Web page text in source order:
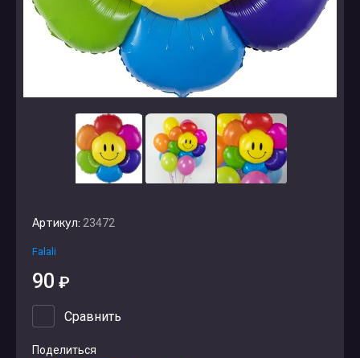
Артикул: 23472
Falali
90 ₽
Сравнить
Поделиться